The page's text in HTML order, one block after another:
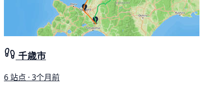
千歳市
6 站点 · 3个月前